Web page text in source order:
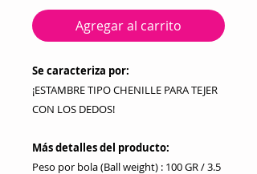
Agregar al carrito
Se caracteriza por:
¡ESTAMBRE TIPO CHENILLE PARA TEJER
CON LOS DEDOS!
Más detalles del producto:
Peso por bola (Ball weight) : 100 GR / 3.5